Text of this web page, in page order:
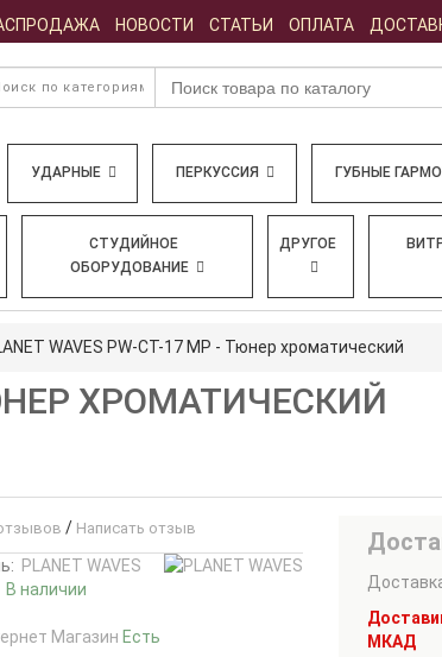
НОВОСТИ СТАТЬИ ОПЛАТА
УДАРНЫЕ ПЕРКУССИЯ ГУБНЫЕ
СТУДИЙНОЕ
ОБОРУДОВАНИЕ
ДРУГОЕ
WAVES PW-CT-17 MP - Тюнер хроматический
ХРОМАТИЧЕСКИЙ
/ Написать отзыв
PLANET WAVES
В наличии
Магазин Есть
МКАД